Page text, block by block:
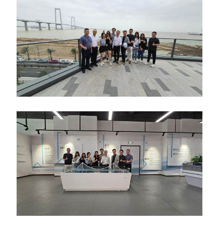
民主派騙案十式
反華推手起底
美西霸凌內幕
美西極權主義
真相直擊
極端暴恐實錄
林淑芳專欄
屈穎妍專欄
朱庭萱專欄
莫綺琪專欄
黃萬成專欄
招國偉專欄
高松傑專欄
林伯強專欄
馮煒光專欄
絕密法庭檔案
醫院口岸爆炸案
屠龍小隊案
黎智英案審訊
支聯會案
35+顛覆案
生活
吃喝玩指南
休閒好介紹
親子
花生仔漫畫週記
關於我們
人才招聘
商戶合作
支持讚助
條款及細則
關於我們
搜索
English